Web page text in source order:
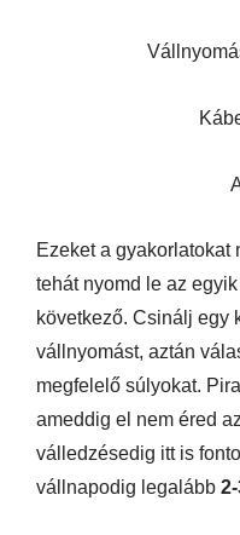
Ezeket a gyakorlatokat
tehát nyomd le az
következő. Csinálj egy
vállnyomást, aztán
megfelelő súlyokat.
ameddig el nem éred
válledzésedig itt is
vállnapodig legalább